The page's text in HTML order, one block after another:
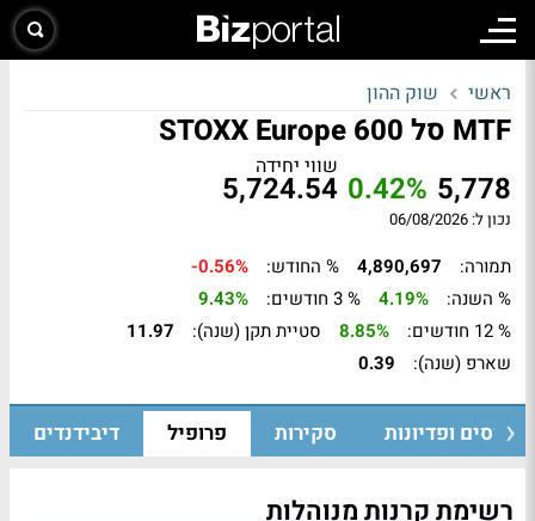
ראשי שוק ההון
MTF סל STOXX Europe 600
5,778
0.42%
שווי יחידה
5,724.54
נכון ל: 06/08/2026
תמורה: 4,890,697 % החודש:
-0.56%
% השנה:
4.19% % 3 חודשים:
9.43%
% 12 חודשים:
8.85% סטיית תקן (שנה):
11.97
שארפ (שנה):
0.39
גיוסים ופדיונות סקירות פרופיל דיבידנדים
רשימת קרנות מנוהלות